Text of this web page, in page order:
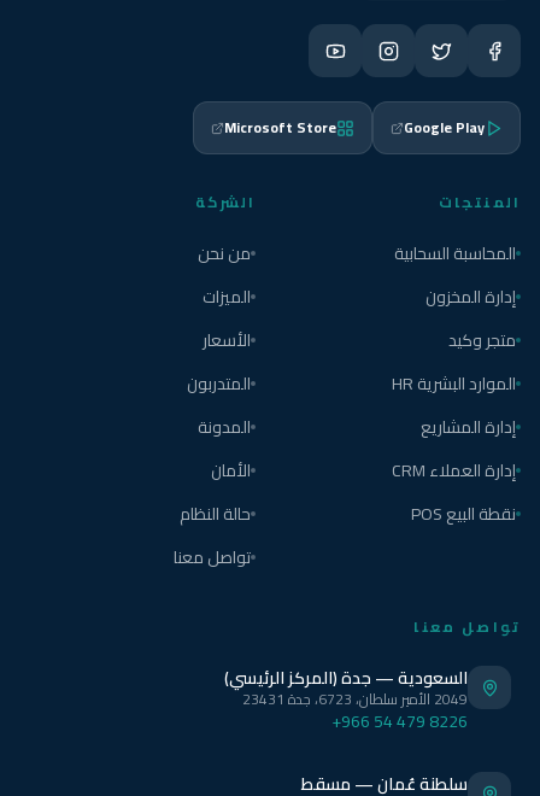
Google Play
Microsoft Store
المنتجات
المحاسبة السحابية
إدارة المخزون
متجر وكيد
الموارد البشرية HR
إدارة المشاريع
إدارة العملاء CRM
نقطة البيع POS
الشركة
من نحن
الميزات
الأسعار
المتدربون
المدونة
الأمان
حالة النظام
تواصل معنا
تواصل معنا
السعودية — جدة (المركز الرئيسي)
2049 الأمير سلطان، 6723، جدة 23431
+966 54 479 8226
سلطنة عُمان — مسقط